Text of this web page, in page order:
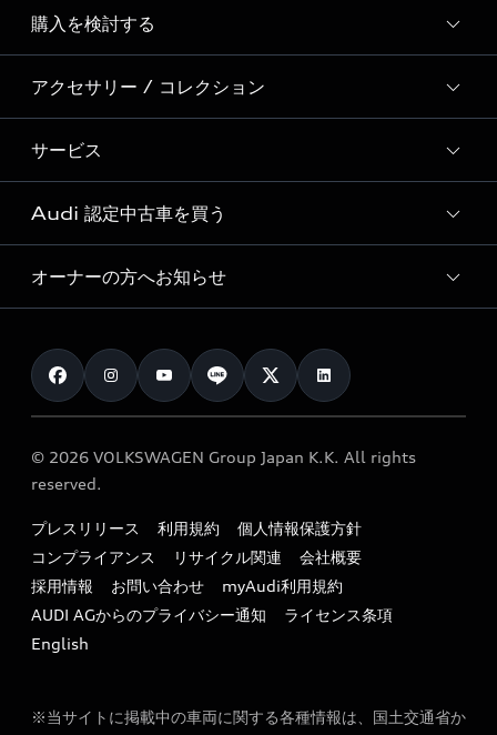
Story of Progress
Audi Sport
Formula 1®
デジタルサービス
ディーラー検索
新車在庫検索
試乗車・展示車検索
見積り依頼
試乗予約
購入を検討する
モデル一覧
特別仕様モデル / 限定モデル
e-tronラインアップ
価格シミュレーション
車両比較
カタログ一覧
アクセサリー / コレクション
純正アクセサリー
オンラインショップ
Audi collection
アウディナビアプリ
サービス
サービス入庫予約
サービスプログラム
メンテナンス
車検 / 定期点検
e-tronアフターサポート
myAudi
Audi 認定中古車を買う
Audi認定中古車
クオリティ
保証
メンテナンス
ファイナンス
キャンペーン / イベント
買取査定
オーナーの方へお知らせ
お知らせ
オーナー様向けキャンペーン
特定整備適用車一覧
リサイクル法
よくある質問（FAQ）
© 2026 VOLKSWAGEN Group Japan K.K. All rights
reserved.
プレスリリース 利用規約
個人情報保護方針
コンプライアンス
リサイクル関連
会社概要
採用情報
お問い合わせ
myAudi利用規約
AUDI AGからのプライバシー通知
ライセンス条項
English
※当サイトに掲載中の車両に関する各種情報は、国土交通省か